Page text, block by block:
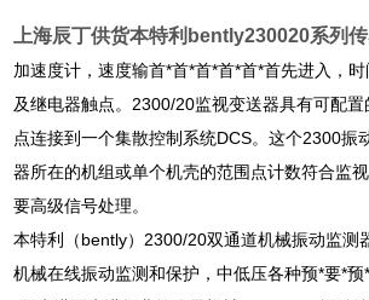
上海辰丁供货本特利bently230020系列
加速度计，速度输首*首*首*首*首*首先进入，
及继电器触点。2300/20监视变送器具有可配
点连接到一个集散控制系统DCS。这个2300振
器所在的机组或单个机壳的范围点计数符合监
要高级信号处理。
本特利（bently）2300/20双通道机械振动监测
机械在线振动监测和保护，中低压各种预*要*预